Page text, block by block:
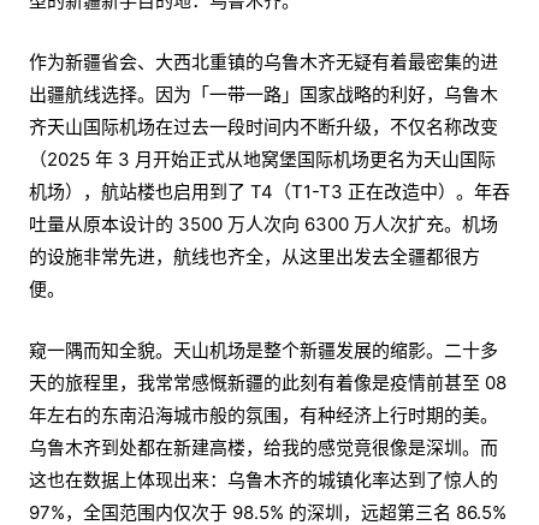
作为新疆省会、大西北重镇的乌鲁木齐无疑有着最密集的进
出疆航线选择。因为「一带一路」国家战略的利好，乌鲁木
齐天山国际机场在过去一段时间内不断升级，不仅名称改变
（2025 年 3 月开始正式从地窝堡国际机场更名为天山国际
机场），航站楼也启用到了 T4（T1-T3 正在改造中）。年吞
吐量从原本设计的 3500 万人次向 6300 万人次扩充。机场
的设施非常先进，航线也齐全，从这里出发去全疆都很方
便。
窥一隅而知全貌。天山机场是整个新疆发展的缩影。二十多
天的旅程里，我常常感慨新疆的此刻有着像是疫情前甚至 08
年左右的东南沿海城市般的氛围，有种经济上行时期的美。
乌鲁木齐到处都在新建高楼，给我的感觉竟很像是深圳。而
这也在数据上体现出来：乌鲁木齐的城镇化率达到了惊人的
97%，全国范围内仅次于 98.5% 的深圳，远超第三名 86.5%